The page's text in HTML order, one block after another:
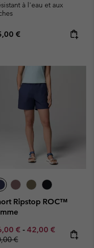
à l'eau et aux
price:
€
Ripstop ROC™
sale price:
€ - Maximum sale
42,00 € Regular
€